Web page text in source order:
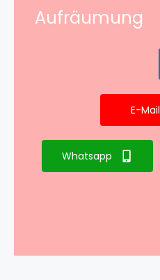
Aufräumung
E-Mail
Whatsapp